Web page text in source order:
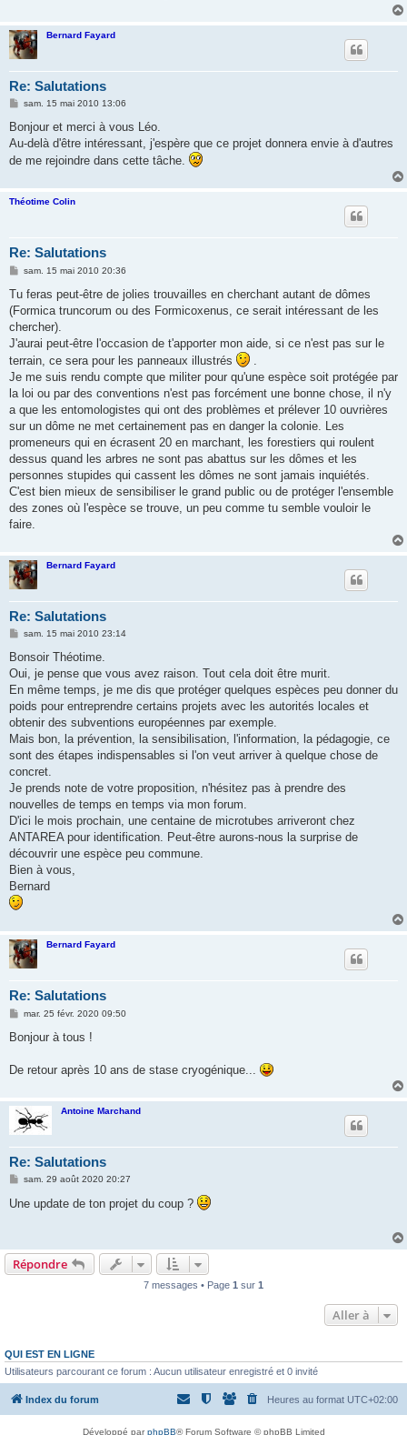
Bernard Fayard
Re: Salutations
M
s
a
g
e
sam. 15 mai 2010 13:06
Bonjour et merci à vous Léo.
Au-delà d'être intéressant, j'espère que ce projet donnera envie à d'autres
de me rejoindre dans cette tâche.
Théotime Colin
Re: Salutations
M
s
a
g
sam. 15 mai 2010 20:36
Tu feras peut-être de jolies trouvailles en cherchant autant de dômes
(Formica truncorum ou des Formicoxenus, ce serait intéressant de les
chercher).
J'aurai peut-être l'occasion de t'apporter mon aide, si ce n'est pas sur le
terrain, ce sera pour les panneaux illustrés
Je me suis rendu compte que militer pour qu'une espèce soit protégée par
la loi ou par des conventions n'est pas forcément une bonne chose, il n'y
a que les entomologistes qui ont des problèmes et prélever 10 ouvrières
sur un dôme ne met certainement pas en danger la colonie. Les
promeneurs qui en écrasent 20 en marchant, les forestiers qui roulent
dessus quand les arbres ne sont pas abattus sur les dômes et les
personnes stupides qui cassent les dômes ne sont jamais inquiétés.
C'est bien mieux de sensibiliser le grand public ou de protéger l'ensemble
des zones où l'espèce se trouve, un peu comme tu semble vouloir le
faire.
Bernard Fayard
Re: Salutations
M
s
a
g
sam. 15 mai 2010 23:14
Bonsoir Théotime.
Oui, je pense que vous avez raison. Tout cela doit être murit.
En même temps, je me dis que protéger quelques espèces peu donner du
poids pour entreprendre certains projets avec les autorités locales et
obtenir des subventions européennes par exemple.
Mais bon, la prévention, la sensibilisation, l'information, la pédagogie, ce
sont des étapes indispensables si l'on veut arriver à quelque chose de
concret.
Je prends note de votre proposition, n'hésitez pas à prendre des
nouvelles de temps en temps via mon forum.
D'ici le mois prochain, une centaine de microtubes arriveront chez
ANTAREA pour identification. Peut-être aurons-nous la surprise de
découvrir une espèce peu commune.
Bien à vous,
Bernard
Bernard Fayard
Re: Salutations
M
s
g
mar. 25 févr. 2020 09:50
Bonjour à tous !
De retour après 10 ans de stase cryogénique...
Antoine Marchand
Re: Salutations
M
s
s
sam. 29 août 2020 20:27
Une update de ton projet du coup ?
Répondre
7 messages • Page 1 sur 1
Aller à
QUI EST EN LIGNE
Utilisateurs parcourant ce forum : Aucun utilisateur enregistré et 0 invité
Index du forum Heures au format UTC+02:00
Développé parphpBB® Forum Software © phpBB Limited